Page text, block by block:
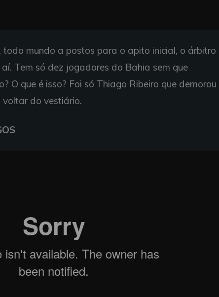
mundo a postos para o apito inicial, o árbitro
Tem só dez jogadores do Bahia sem que
O que é isso? Foi só Thiago Ribeiro que demorou
voltar do vestiário.